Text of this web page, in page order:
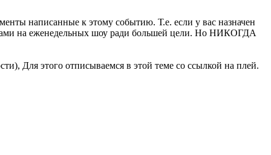
написанные к этому событию. Т.е. если у вас назначен
на еженедельных шоу ради большей цели. Но НИКОГДА
Для этого отписываемся в этой теме со ссылкой на плей.